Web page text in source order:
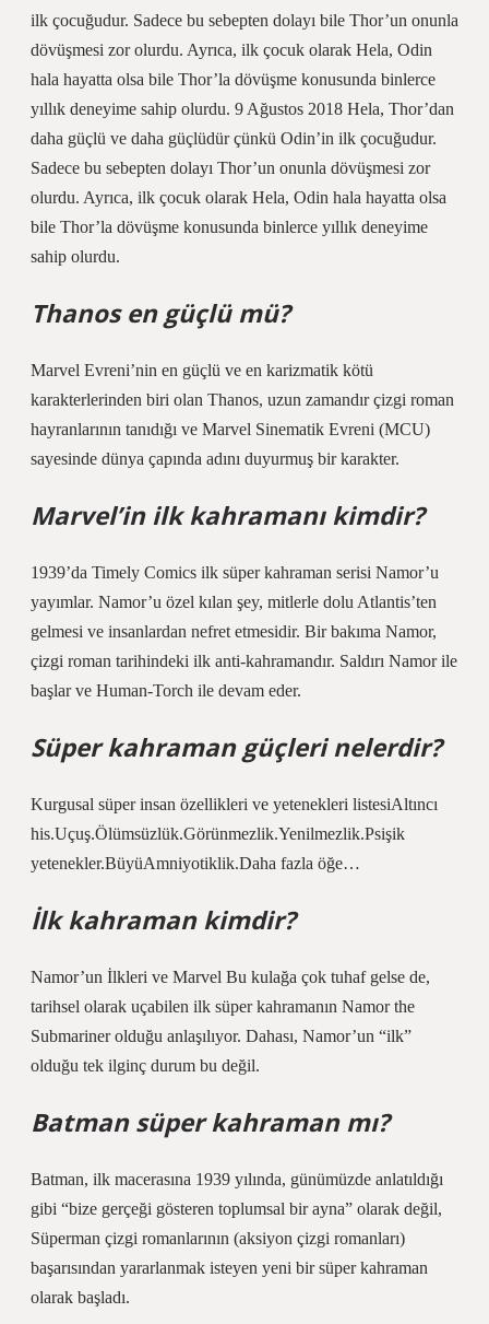
ilk çocuğudur. Sadece bu sebepten dolayı bile Thor’un onunla
dövüşmesi zor olurdu. Ayrıca, ilk çocuk olarak Hela, Odin
hala hayatta olsa bile Thor’la dövüşme konusunda binlerce
yıllık deneyime sahip olurdu. 9 Ağustos 2018 Hela, Thor’dan
daha güçlü ve daha güçlüdür çünkü Odin’in ilk çocuğudur.
Sadece bu sebepten dolayı Thor’un onunla dövüşmesi zor
olurdu. Ayrıca, ilk çocuk olarak Hela, Odin hala hayatta olsa
bile Thor’la dövüşme konusunda binlerce yıllık deneyime
sahip olurdu.
Thanos en güçlü mü?
Marvel Evreni’nin en güçlü ve en karizmatik kötü
karakterlerinden biri olan Thanos, uzun zamandır çizgi roman
hayranlarının tanıdığı ve Marvel Sinematik Evreni (MCU)
sayesinde dünya çapında adını duyurmuş bir karakter.
Marvel’in ilk kahramanı kimdir?
1939’da Timely Comics ilk süper kahraman serisi Namor’u
yayımlar. Namor’u özel kılan şey, mitlerle dolu Atlantis’ten
gelmesi ve insanlardan nefret etmesidir. Bir bakıma Namor,
çizgi roman tarihindeki ilk anti-kahramandır. Saldırı Namor ile
başlar ve Human-Torch ile devam eder.
Süper kahraman güçleri nelerdir?
Kurgusal süper insan özellikleri ve yetenekleri listesiAltıncı
his.Uçuş.Ölümsüzlük.Görünmezlik.Yenilmezlik.Psişik
yetenekler.BüyüAmniyotiklik.Daha fazla öğe…
İlk kahraman kimdir?
Namor’un İlkleri ve Marvel Bu kulağa çok tuhaf gelse de,
tarihsel olarak uçabilen ilk süper kahramanın Namor the
Submariner olduğu anlaşılıyor. Dahası, Namor’un “ilk”
olduğu tek ilginç durum bu değil.
Batman süper kahraman mı?
Batman, ilk macerasına 1939 yılında, günümüzde anlatıldığı
gibi “bize gerçeği gösteren toplumsal bir ayna” olarak değil,
Süperman çizgi romanlarının (aksiyon çizgi romanları)
başarısından yararlanmak isteyen yeni bir süper kahraman
olarak başladı.